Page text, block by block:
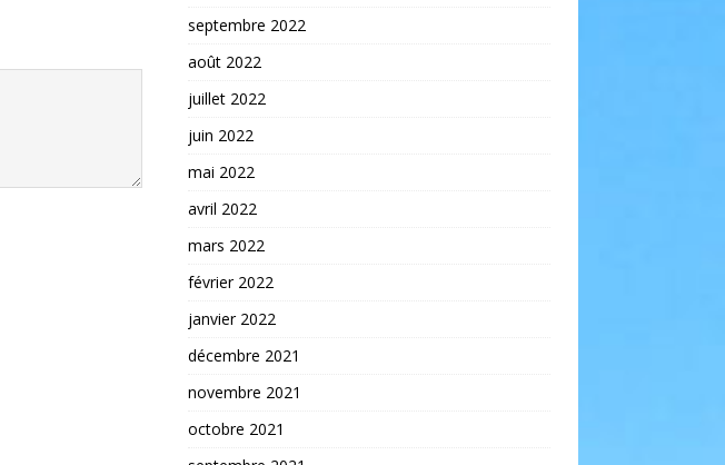
septembre 2022
août 2022
juillet 2022
juin 2022
mai 2022
avril 2022
mars 2022
février 2022
janvier 2022
décembre 2021
novembre 2021
octobre 2021